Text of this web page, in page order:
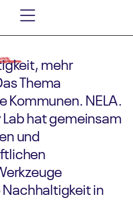
mehr
Thema
Kommunen. NELA.
Lab hat gemeinsam
und
in